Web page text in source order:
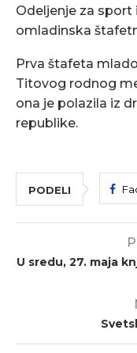
Odeljenje za
omladinska
Prva štafeta
Titovog rodnog
ona je polazila iz
republike.
PODELI
U sredu, 27. maja